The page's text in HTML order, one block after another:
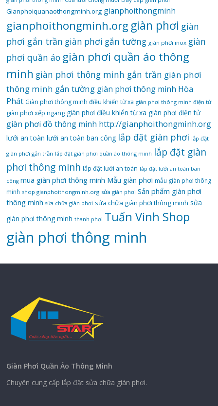
Gianphoiquanaothongminh.org gianphoithongminh
gianphoithongminh.org giàn phơi giàn
phơi gắn trần giàn phơi gắn tường giàn phơi inox giàn
phơi quần áo giàn phơi quần áo thông
minh giàn phơi thông minh gắn trần giàn phơi
thông minh gắn tường giàn phơi thông minh Hòa
Phát Giàn phơi thông minh điều khiển từ xa giàn phơi thông minh điện tử
giàn phơi xếp ngang giàn phơi điều khiển từ xa giàn phơi điện tử
giàn phơi đồ thông minh http://gianphoithongminh.org
lưới an toàn lưới an toàn ban công lắp đặt giàn phơi lắp đặt
giàn phơi gắn trần lắp đặt giàn phơi quần áo thông minh lắp đặt giàn
phơi thông minh lắp đặt lưới an toàn lắp đặt lưới an toàn ban
công mua giàn phơi thông minh Mẫu giàn phơi mẫu giàn phơi thông
minh shop gianphoithongminh.org sửa giàn phơi Sản phẩm giàn phơi
thông minh sửa chữa giàn phơi sửa chữa giàn phơi thông minh sửa
giàn phơi thông minh thanh phơi Tuấn Vinh Shop
‌giàn‌ ‌phơi‌ ‌thông‌ ‌minh
Giàn Phơi Quần Áo Thông Minh
Chuyên cung cấp lắp đặt sửa chữa giàn phơi.